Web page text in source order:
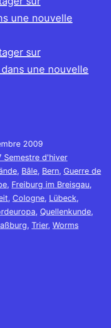
une nouvelle
sur
une nouvelle
2009
Semestre d'hiver
, Bâle, Bern, Guerre de
, Freiburg im Breisgau,
, Cologne, Lübeck,
, Quellenkunde,
, Trier, Worms